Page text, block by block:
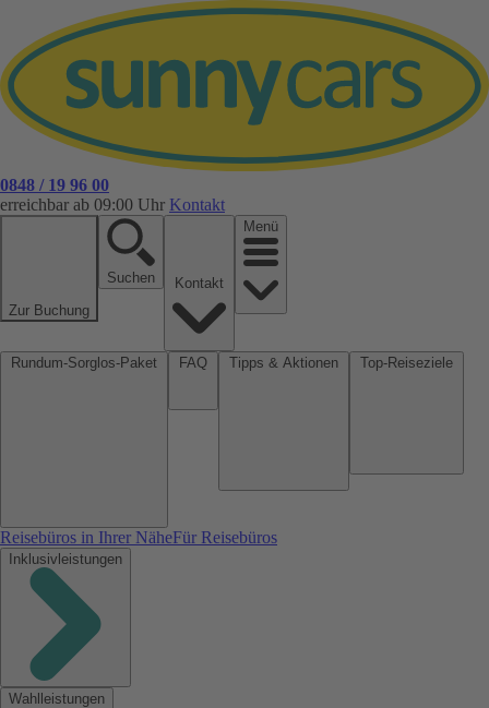
0848 / 19 96 00
erreichbar ab 09:00 Uhr Kontakt
Zur Buchung
Suchen
Menü
Reisebüros in Ihrer NäheFür Reisebüros
Inklusivleistungen
Wahlleistungen